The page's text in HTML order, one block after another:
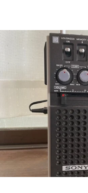
お知らせ
イベント・グッズ
YouTube
会社情報